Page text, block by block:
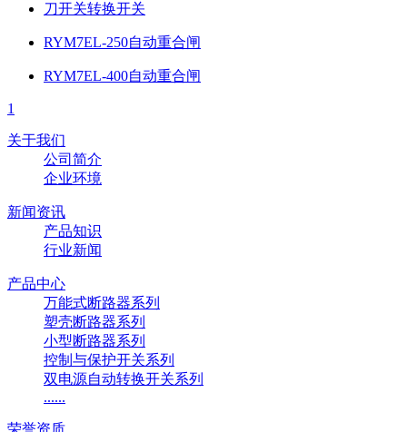
刀开关转换开关
RYM7EL-250自动重合闸
RYM7EL-400自动重合闸
1
关于我们
公司简介
企业环境
新闻资讯
产品知识
行业新闻
产品中心
万能式断路器系列
塑壳断路器系列
小型断路器系列
控制与保护开关系列
双电源自动转换开关系列
......
荣誉资质